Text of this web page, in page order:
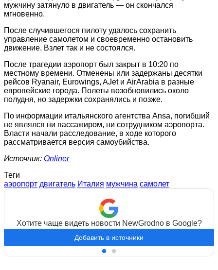
мужчину затянуло в двигатель — он скончался
мгновенно.
После случившегося пилоту удалось сохранить
управление самолетом и своевременно остановить
движение. Взлет так и не состоялся.
После трагедии аэропорт был закрыт в 10:20 по
местному времени. Отменены или задержаны десятки
рейсов Ryanair, Eurowings, AJet и AirArabia в разные
европейские города. Полеты возобновились около
полудня, но задержки сохранялись и позже.
По информации итальянского агентства Ansa, погибший
не являлся ни пассажиром, ни сотрудником аэропорта.
Власти начали расследование, в ходе которого
рассматривается версия самоубийства.
Источник: Onliner
Теги
аэропорт двигатель Италия мужчина самолет
Хотите чаще видеть новости NewGrodno в Google?
Добавить в источники